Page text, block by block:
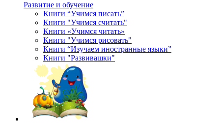
Развитие и обучение
Книги “Учимся писать”
Книги "Учимся считать"
Книги «Учимся читать»
Книги "Учимся рисовать"
Книги “Изучаем иностранные языки”
Книги "Развивашки"